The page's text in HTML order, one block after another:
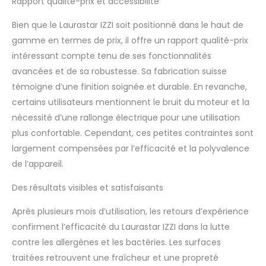
Bien que le Laurastar IZZI soit positionné dans le haut de
gamme en termes de prix, il offre un rapport qualité-prix
intéressant compte tenu de ses fonctionnalités
avancées et de sa robustesse. Sa fabrication suisse
témoigne d’une finition soignée et durable. En revanche,
certains utilisateurs mentionnent le bruit du moteur et la
nécessité d’une rallonge électrique pour une utilisation
plus confortable. Cependant, ces petites contraintes sont
largement compensées par l’efficacité et la polyvalence
de l’appareil.
Des résultats visibles et satisfaisants
Après plusieurs mois d’utilisation, les retours d’expérience
confirment l’efficacité du Laurastar IZZI dans la lutte
contre les allergènes et les bactéries. Les surfaces
traitées retrouvent une fraîcheur et une propreté